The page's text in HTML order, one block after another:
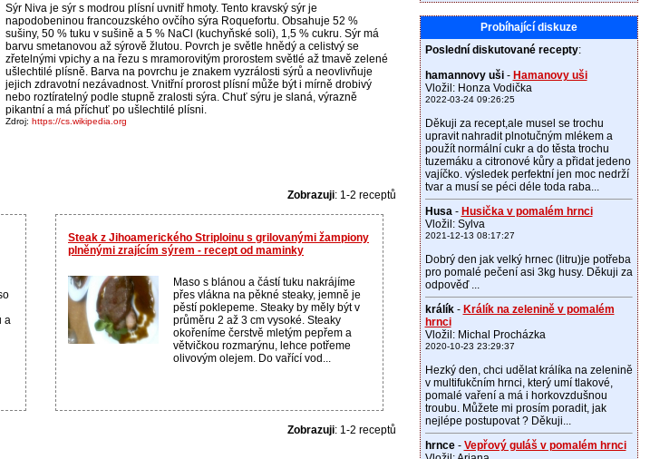
Sýr Niva je sýr s modrou plísní uvnitř hmoty. Tento kravský sýr je
napodobeninou francouzského ovčího sýra Roquefortu. Obsahuje 52 %
sušiny, 50 % tuku v sušině a 5 % NaCl (kuchyňské soli), 1,5 % cukru. Sýr má
barvu smetanovou až sýrově žlutou. Povrch je světle hnědý a celistvý se
zřetelnými vpichy a na řezu s mramorovitým prorostem světlé až tmavě zelené
ušlechtilé plísně. Barva na povrchu je znakem vyzrálosti sýrů a neovlivňuje
jejich zdravotní nezávadnost. Vnitřní prorost plísní může být i mírně drobivý
nebo roztíratelný podle stupně zralosti sýra. Chuť sýru je slaná, výrazně
pikantní a má příchuť po ušlechtilé plísni.
Zdroj: https://cs.wikipedia.org
Zobrazuji: 1-2 receptů
a
Steak z Jihoamerického Striploinu s grilovanými žampiony
plněnými zrajícím sýrem - recept od maminky
Maso s blánou a částí tuku nakrájíme
přes vlákna na pěkné steaky, jemně je
pěstí poklepeme. Steaky by měly být v
průměru 2 až 3 cm vysoké. Steaky
okořeníme čerstvě mletým pepřem a
větvičkou rozmarýnu, lehce potřeme
olivovým olejem. Do vařící vod...
Zobrazuji: 1-2 receptů
Probíhající diskuze
Poslední diskutované recepty:
hamannovy uši- Hamanovy uši
Vložil: Honza Vodička
2022-03-24 09:26:25
Děkuji za recept,ale musel se trochu
upravit nahradit plnotučným mlékem a
použít normální cukr a do těsta trochu
tuzemáku a citronové kůry a přidat jedeno
vajíčko. výsledek perfektní jen moc nedrží
tvar a musí se péci déle toda raba...
Husa- Husička v pomalém hrnci
Vložil: Sylva
2021-12-13 08:17:27
Dobrý den jak velký hrnec (litru)je potřeba
pro pomalé pečení asi 3kg husy. Děkuji za
odpověď ...
králík- Králík na zelenině v pomalém
hrnci
Vložil: Michal Procházka
2020-10-23 23:29:37
Hezký den, chci udělat králíka na zelenině
v multifukčním hrnci, který umí tlakové,
pomalé vaření a má i horkovzdušnou
troubu. Můžete mi prosím poradit, jak
nejlépe postupovat ? Děkuji...
hrnce- Vepřový guláš v pomalém hrnci